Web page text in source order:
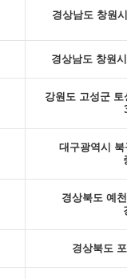
경상남도 창원
경상남도 창원
강원도 고성군
대구광역시
경상북도 예
경상북도